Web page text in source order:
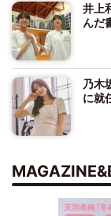
井上
んだ
乃木
に就